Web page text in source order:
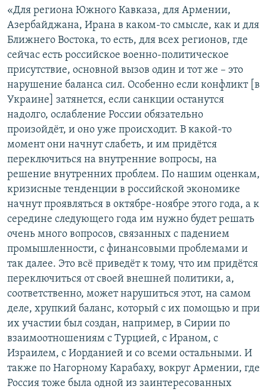
«Для региона Южного Кавказа, для Армении,
Азербайджана, Ирана в каком-то смысле, как и для
Ближнего Востока, то есть, для всех регионов, где
сейчас есть российское военно-политическое
присутствие, основной вызов один и тот же – это
нарушение баланса сил. Особенно если конфликт [в
Украине] затянется, если санкции останутся
надолго, ослабление России обязательно
произойдёт, и оно уже происходит. В какой-то
момент они начнут слабеть, и им придётся
переключиться на внутренние вопросы, на
решение внутренних проблем. По нашим оценкам,
кризисные тенденции в российской экономике
начнут проявляться в октябре-ноябре этого года, а к
середине следующего года им нужно будет решать
очень много вопросов, связанных с падением
промышленности, с финансовыми проблемами и
так далее. Это всё приведёт к тому, что им придётся
переключиться от своей внешней политики, а,
соответственно, может нарушиться этот, на самом
деле, хрупкий баланс, который с их помощью и при
их участии был создан, например, в Сирии по
взаимоотношениям с Турцией, с Ираном, с
Израилем, с Иорданией и со всеми остальными. И
также по Нагорному Карабаху, вокруг Армении, где
Россия тоже была одной из заинтересованных